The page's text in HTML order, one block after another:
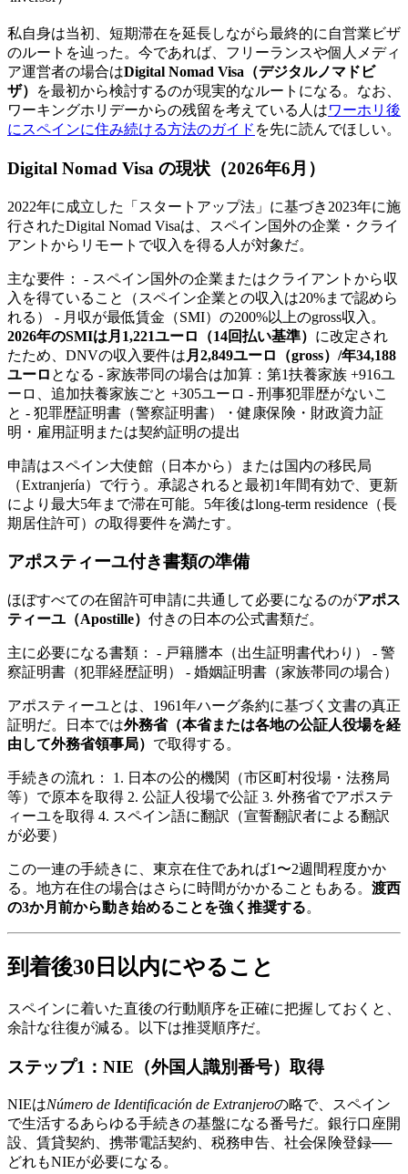
私自身は当初、短期滞在を延長しながら最終的に自営業ビザ
のルートを辿った。今であれば、フリーランスや個人メディ
ア運営者の場合はDigital Nomad Visa（デジタルノマドビ
ザ）
を最初から検討するのが現実的なルートになる。なお、
ワーキングホリデーからの残留を考えている人はワーホリ後
にスペインに住み続ける方法のガイド を先に読んでほしい。
Digital Nomad Visa の現状（2026年6月）
2022年に成立した「スタートアップ法」に基づき2023年に施
行されたDigital Nomad Visaは、スペイン国外の企業・クライ
アントからリモートで収入を得る人が対象だ。
主な要件： - スペイン国外の企業またはクライアントから収
入を得ていること（スペイン企業との収入は20%まで認めら
れる） - 月収が最低賃金（SMI）の200%以上のgross収入。
2026年のSMIは月1,221ユーロ（14回払い基準） に改定され
たため、DNVの収入要件は 月2,849ユーロ（gross）/年34,188
ユーロ となる - 家族帯同の場合は加算：第1扶養家族 +916ユ
ーロ、追加扶養家族ごと +305ユーロ - 刑事犯罪歴がないこ
と - 犯罪歴証明書（警察証明書）・健康保険・財政資力証
明・雇用証明または契約証明の提出
申請はスペイン大使館（日本から）または国内の移民局
（Extranjería）で行う。承認されると最初1年間有効で、更新
により最大5年まで滞在可能。5年後はlong-term residence（長
期居住許可）の取得要件を満たす。
アポスティーユ付き書類の準備
ほぼすべての在留許可申請に共通して必要になるのがアポス
ティーユ（Apostille） 付きの日本の公式書類だ。
主に必要になる書類： - 戸籍謄本（出生証明書代わり） - 警
察証明書（犯罪経歴証明） - 婚姻証明書（家族帯同の場合）
アポスティーユとは、1961年ハーグ条約に基づく文書の真正
証明だ。日本では外務省（本省または各地の公証人役場を経
由して外務省領事局） で取得する。
手続きの流れ： 1. 日本の公的機関（市区町村役場・法務局
等）で原本を取得 2. 公証人役場で公証 3. 外務省でアポステ
ィーユを取得 4. スペイン語に翻訳（宣誓翻訳者による翻訳
が必要）
この一連の手続きに、東京在住であれば1〜2週間程度かか
る。地方在住の場合はさらに時間がかかることもある。 渡西
の3か月前から動き始めることを強く推奨する。
到着後30日以内にやること
スペインに着いた直後の行動順序を正確に把握しておくと、
余計な往復が減る。以下は推奨順序だ。
ステップ1：NIE（外国人識別番号）取得
NIEはNúmero de Identificación de Extranjeroの略で、スペイン
で生活するあらゆる手続きの基盤になる番号だ。銀行口座開
設、賃貸契約、携帯電話契約、税務申告、社会保険登録──
どれもNIEが必要になる。